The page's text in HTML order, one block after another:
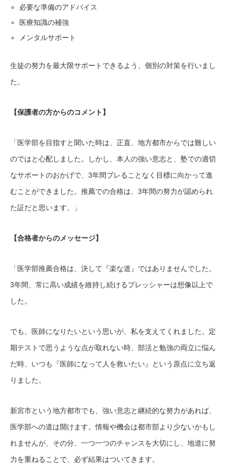
必要な準備のアドバイス
医療知識の補強
メンタルサポート
生徒の努力を最大限サポートできるよう、個別の対策を行いまし
た。
【保護者の方からのコメント】
「医学部を目指すと聞いた時は、正直、地方都市からでは難しい
のではと心配しました。しかし、本人の強い意志と、塾での適切
なサポートのおかげで、3年間ブレることなく目標に向かって進
むことができました。推薦での合格は、3年間の努力が認められ
た証だと思います。」
【合格者からのメッセージ】
「医学部推薦合格は、決して『楽な道』ではありませんでした。
3年間、常に高い成績を維持し続けるプレッシャーは想像以上で
した。
でも、医師になりたいという思いが、私を支えてくれました。定
期テストで思うような点が取れない時、部活と勉強の両立に悩ん
だ時、いつも『医師になって人を救いたい』という原点に立ち返
りました。
新宮市という地方都市でも、強い意志と継続的な努力があれば、
医学部への道は開けます。情報や機会は都市部より少ないかもし
れませんが、その分、一つ一つのチャンスを大切にし、地道に努
力を重ねることで、必ず結果はついてきます。